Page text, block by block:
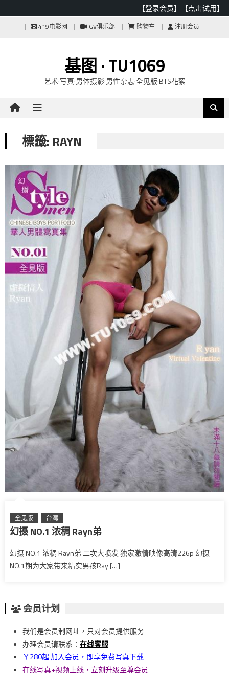
【登录会员】 【点击试用】
419电影网 GV俱乐部 购物车 注册会员
基图 · TU1069
艺术·写真·男体摄影·男性杂志·全见版·BTS花絮
標籤: RAYN
全见版 台湾
幻摄 NO.1 浓稠 Rayn弟
幻摄 NO.1 浓稠 Rayn弟 二次大喷发 独家激情映像高清226p 幻摄
NO.1期为大家带来精实男孩Ray […]
会员计划
我们是会员制网址，只对会员提供服务
办理会员请联系： 在线客服
￥280起 加入会员，即享免费写真下载
在线写真+视频上线，立刻升级至尊会员